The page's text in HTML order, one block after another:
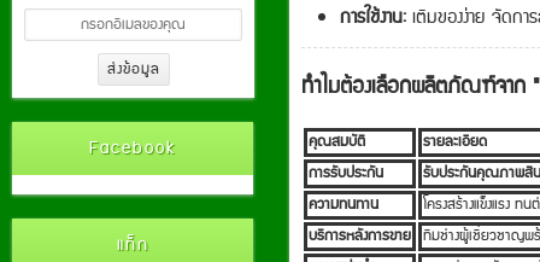
Facebook
แท็ก
การใช้งาน: เติมของง่าย จัดกา
ทำไมต้องเลือกผลิตภัณฑ์จาก "
คุณสมบัติ
รายละเอียด
การรับประกัน
รับประกันคุณภาพสิ
ความทนทาน
โครงสร้างแข็งแรง ท
บริการหลังการขาย ทีมช่างผู้เชี่ยวชาญพ